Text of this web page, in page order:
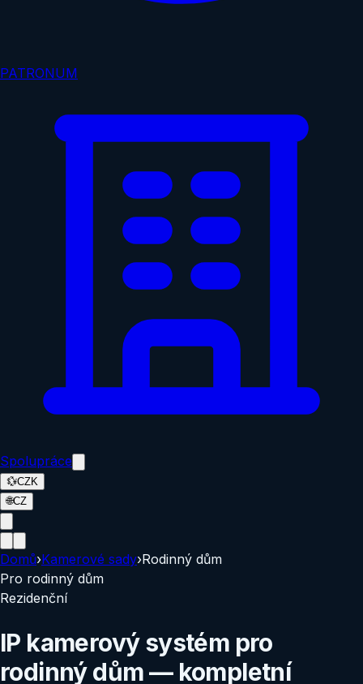
PATRONUM
Spolupráce
💱CZK
🌐CZ
Domů›Kamerové sady›Rodinný dům
Pro rodinný dům
Rezidenční
IP kamerový systém pro
rodinný dům — kompletní